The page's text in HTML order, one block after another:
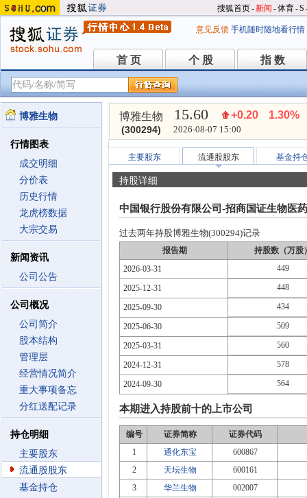
搜狐首页-新闻 -体育-S
意见反馈 手机随时随地看行情
首 页
首 页 个 股
个 股 指 数
指 数
博雅生物
行情图表
成交明细
分价表
历史行情
龙虎榜数据
大宗交易
新闻资讯
公司公告
公司概况
公司简介
股本结构
管理层
经营情况简介
重大事项备忘
分红送配记录
持仓明细
主要股东
流通股股东
基金持仓
博雅生物
(300294)
15.60 +0.20 1.30%
2026-08-07 15:00
主要股东 流通股股东 基金持
持股详细
中国银行股份有限公司-招商国证生物医
过去两年持股博雅生物(300294)记录
报告期
持股数（万股
2026-03-31
449
2025-12-31 448
2025-09-30 434
2025-06-30 509
2025-03-31 560
2024-12-31 578
2024-09-30 564
本期进入持股前十的上市公司
编号 证券简称
证券代码
1
通化东宝
600867
2
天坛生物
600161
3
华兰生物
002007